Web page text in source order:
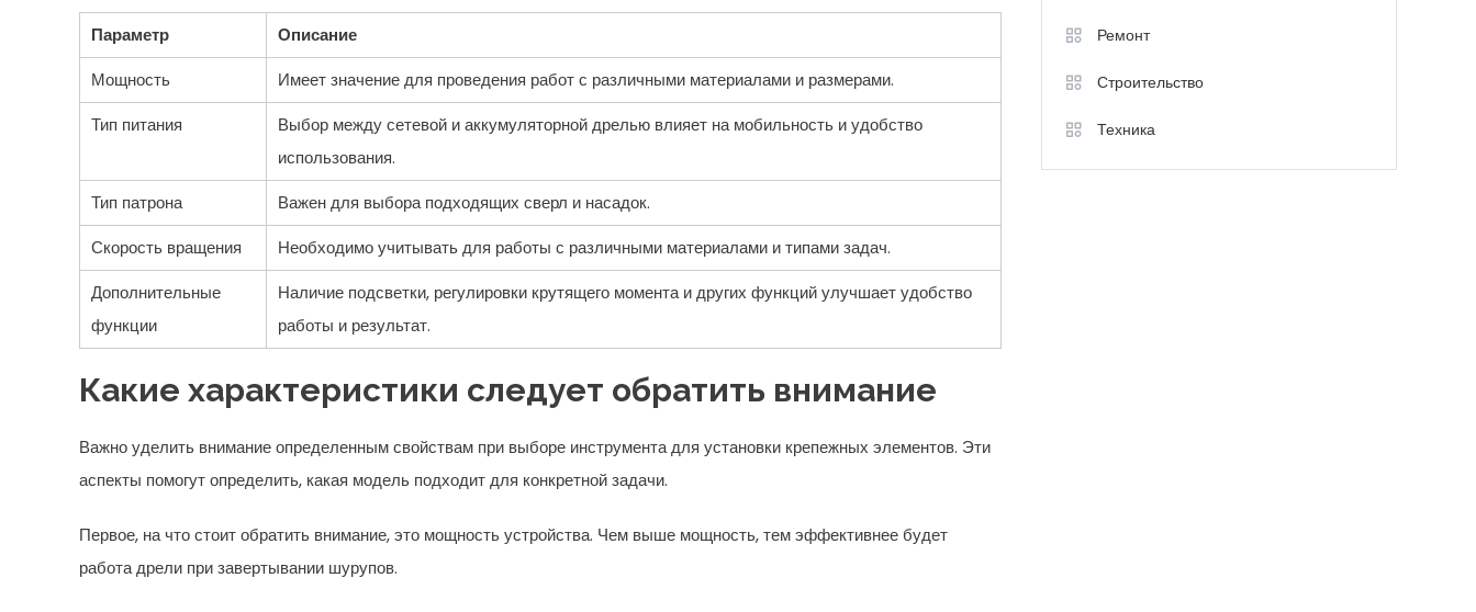
Параметр
Описание
Мощность
Имеет значение для проведения работ с различными материалами и размерами.
Тип питания
Выбор между сетевой и аккумуляторной дрелью влияет на мобильность и удобство
использования.
Тип патрона
Важен для выбора подходящих сверл и насадок.
Скорость вращения
Необходимо учитывать для работы с различными материалами и типами задач.
Дополнительные
функции
Наличие подсветки, регулировки крутящего момента и других функций улучшает удобство
работы и результат.
Какие характеристики следует обратить внимание
Важно уделить внимание определенным свойствам при выборе инструмента для установки крепежных элементов. Эти
аспекты помогут определить, какая модель подходит для конкретной задачи.
Первое, на что стоит обратить внимание, это мощность устройства. Чем выше мощность, тем эффективнее будет
работа дрели при завертывании шурупов.
Ремонт
Строительство
Техника